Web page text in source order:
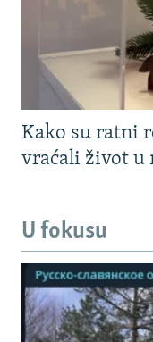
Kako su ratni
vraćali život u
U fokusu